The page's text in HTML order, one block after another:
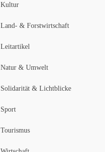
Kultur
Land- & Forstwirtschaft
Leitartikel
Natur & Umwelt
Solidarität & Lichtblicke
Sport
Tourismus